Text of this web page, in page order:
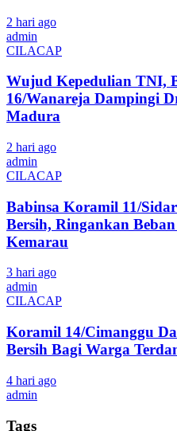
2 hari ago
admin
CILACAP
Wujud Kepedulian TNI,
16/Wanareja Dampingi
Madura
2 hari ago
admin
CILACAP
Babinsa Koramil 11/
Bersih, Ringankan
Kemarau
3 hari ago
admin
CILACAP
Koramil 14/Cimanggu
Bersih Bagi Warga
4 hari ago
admin
Tags